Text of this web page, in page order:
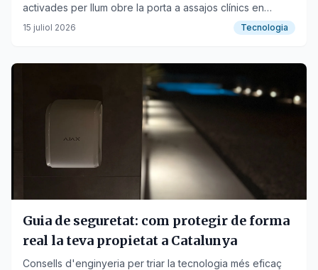
activades per llum obre la porta a assajos clínics en
humans d'aquí a quatre anys.
15 juliol 2026 Tecnologia
Guia de seguretat: com protegir de forma
real la teva propietat a Catalunya
Consells d'enginyeria per triar la tecnologia més eficaç